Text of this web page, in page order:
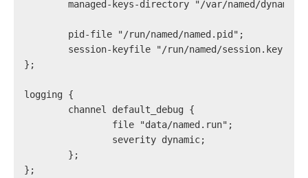
managed-keys-directory "/var/named/
        pid-file "/run/named/named.pid";
        session-keyfile "/run/named/session.key";
};
logging {
        channel default_debug {
                file "data/named.run";
                severity dynamic;
        };
};